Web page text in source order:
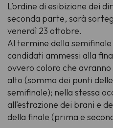
L’ordine di esibizione dei
seconda parte, sarà
venerdì 23 ottobre.
Al termine della
candidati ammessi alla
ovvero coloro che
alto (somma dei punti
semifinale); nella stessa
all’estrazione dei brani e
della finale (prima e